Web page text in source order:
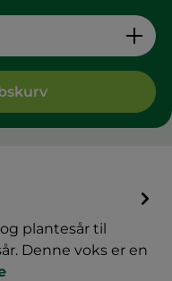
den
plantesår til
Denne voks er en